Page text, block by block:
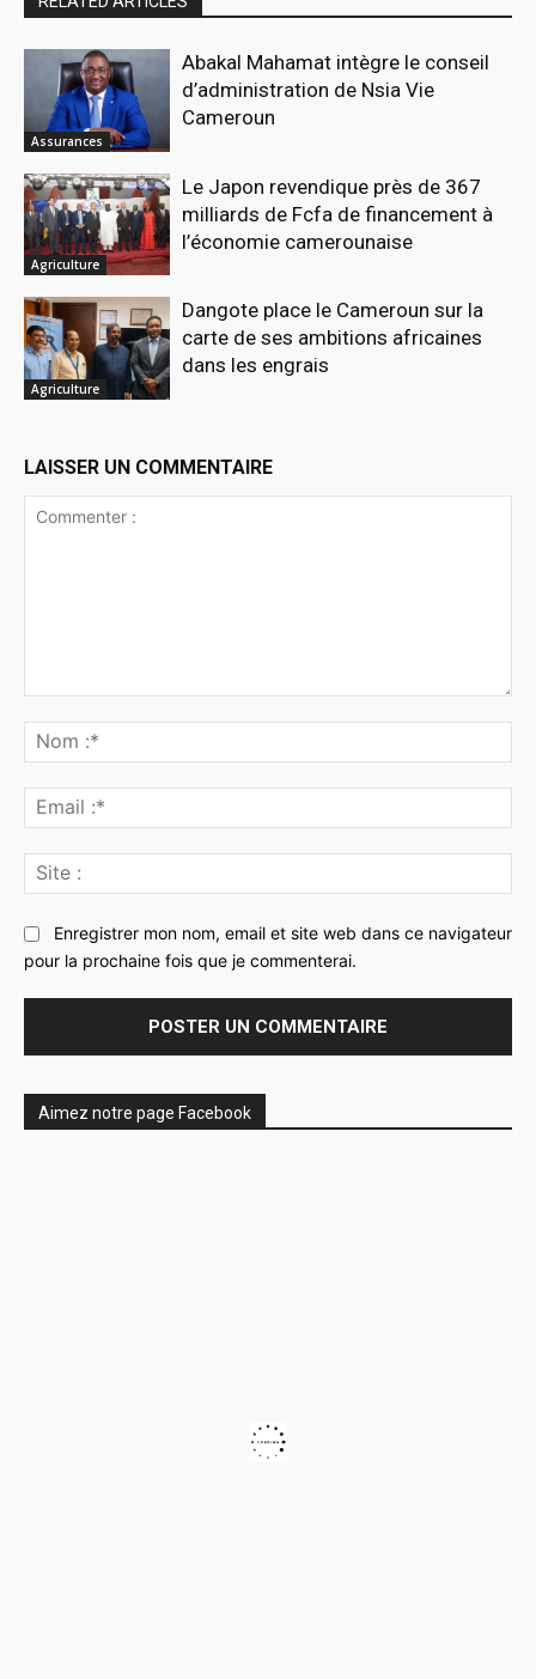
Assurances
Abakal Mahamat intègre le conseil
d’administration de Nsia Vie
Cameroun
Agriculture
Le Japon revendique près de 367
milliards de Fcfa de financement à
l’économie camerounaise
Agriculture
Dangote place le Cameroun sur la
carte de ses ambitions africaines
dans les engrais
LAISSER UN COMMENTAIRE
:*
:*
:
Enregistrer mon nom, email et site web dans ce navigateur
pour la prochaine fois que je commenterai.
Aimez notre page Facebook